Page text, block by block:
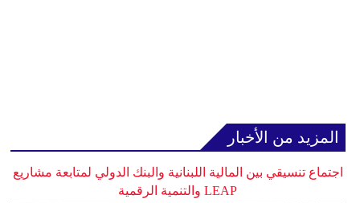
المزيد من الأخبار
اجتماع تنسيقي بين المالية اللبنانية والبنك الدولي لمتابعة مشاريع
LEAP والتنمية الرقمية